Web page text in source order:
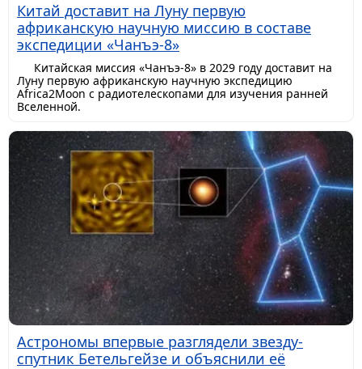
Китай доставит на Луну первую
африканскую научную миссию в составе
экспедиции «Чанъэ-8»
Китайская миссия «Чанъэ-8» в 2029 году доставит на
Луну первую африканскую научную экспедицию
Africa2Moon с радиотелескопами для изучения ранней
Вселенной.
Астрономы впервые разглядели звезду-
спутник Бетельгейзе и объяснили её